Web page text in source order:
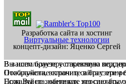
Разработка сайта и хостинг
Виртуальные технологии
концепт-дизайн: Яценко Сергей
В вашем браузере отключена
Пожалуйста, включите в браузере
Если Вы не знаете как это сделать,
Вы используете устаревшую версию
Отображение страниц сайта с этим
Пожалуйста, обновите версию